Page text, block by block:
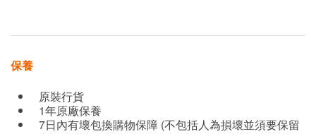
保養
原裝行貨
1年原廠保養
7日內有壞包換購物保障 (不包括人為損壞並須要保留